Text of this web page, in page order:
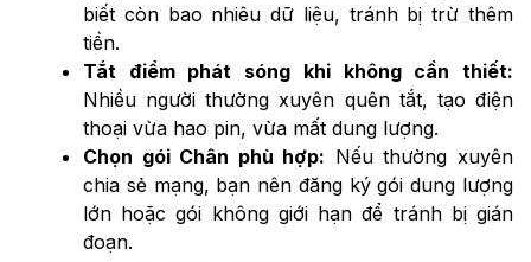
biết còn bao nhiêu dữ liệu, tránh bị trừ thêm
tiền.
Tắt điểm phát sóng khi không cần thiết:
Nhiều người thường xuyên quên tắt, tạo điện
thoại vừa hao pin, vừa mất dung lượng.
Chọn gói Chân phù hợp: Nếu thường xuyên
chia sẻ mạng, bạn nên đăng ký gói dung lượng
lớn hoặc gói không giới hạn để tránh bị gián
đoạn.